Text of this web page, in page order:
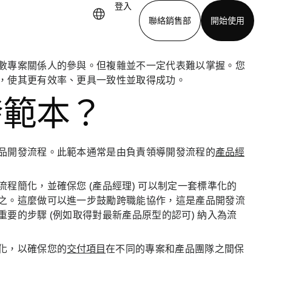
登入
聯絡銷售部
開始使用
示範 下載應用程式
專案關係人的參與。但複雜並不一定代表難以掌握。您
使其更有效率、更具一致性並取得成功。
本？
開發流程。此範本通常是由負責領導開發流程的產品經
簡化，並確保您 (產品經理) 可以制定一套標準化的
。這麼做可以進一步鼓勵跨職能協作，這是產品開發流
的步驟 (例如取得對最新產品原型的認可) 納入為流
，以確保您的交付項目在不同的專案和產品團隊之間保